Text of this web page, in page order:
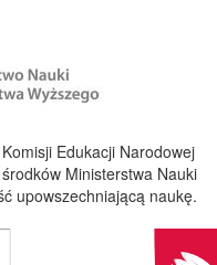
Edukacji Narodowej
Ministerstwa Nauki
upowszechniającą naukę.